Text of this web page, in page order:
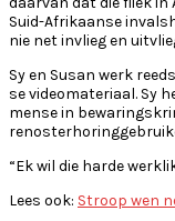
Suid-Afrikaanse
nie net invlieg en
Sy en Susan werk
se videomateriaal. Sy
mense in
“Ek wil die harde
Lees ook: Stroop wen